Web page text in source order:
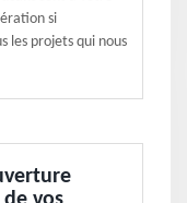
si
les projets qui nous